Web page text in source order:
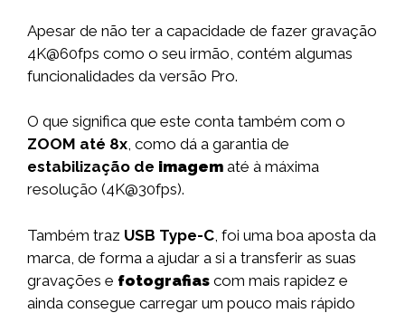
Apesar de não ter a capacidade de fazer gravação
4K@60fps como o seu irmão, contém algumas
funcionalidades da versão Pro.
O que significa que este conta também com o
ZOOM até 8x, como dá a garantia de
estabilização de imagem até à máxima
resolução (4K@30fps).
Também traz USB Type-C , foi uma boa aposta da
marca, de forma a ajudar a si a transferir as suas
gravações e fotografias com mais rapidez e
ainda consegue carregar um pouco mais rápido